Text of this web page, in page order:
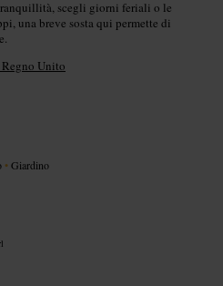
scegli giorni feriali o le
una breve sosta qui permette di
Unito
•Giardino